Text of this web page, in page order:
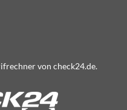
von check24.de.